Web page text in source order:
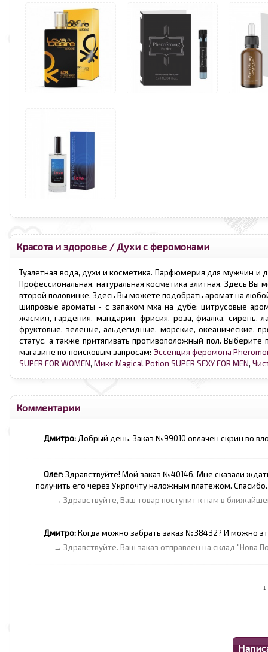
Красота и здоровье /Духи с феромонами
Туалетная вода, духи и косметика. Парфюмерия для мужчин
Профессиональная, натуральная косметика элитная. Здесь
второй половинке. Здесь Вы можете подобрать аромат на
шипровые ароматы - с запахом мха на дубе; цитрусовые
жасмин, гардения, мандарин, фрисия, роза, фиалка, сирень,
фруктовые, зеленые, альдегидные, морские,
статус, а также притягивать противоположный пол.
магазине по поисковым запросам: Эссенция феромона
SUPER FOR WOMEN, Микс Magical Potion SUPER SEXY FOR MEN,
Комментарии
Дмитро: Добрый день. Заказ №99010 оплачен скрин во
Олег:Здравствуйте! Мой заказ №40146. Мне сказали
получить его через Укрпочту наложным платежом.
→ Здравствуйте, Ваш товар поступит к нам в
Дмитро:Когда можно забрать заказ №38432? И можно
→ Здравствуйте. Ваш заказ отправлен на склад "Нова
↓